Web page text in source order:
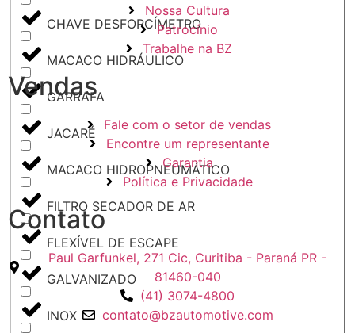
CHAVE DESFORCÍMETRO
MACACO HIDRÁULICO
GARRAFA
JACARÉ
MACACO HIDROPNEUMÁTICO
FILTRO SECADOR DE AR
FLEXÍVEL DE ESCAPE
GALVANIZADO
INOX
Nossa Cultura
Patrocínio
Trabalhe na BZ
Vendas
Fale com o setor de vendas
Encontre um representante
Garantia
Política e Privacidade
Contato
Paul Garfunkel, 271 Cic, Curitiba - Paraná PR -
81460-040
(41) 3074-4800
contato@bzautomotive.com